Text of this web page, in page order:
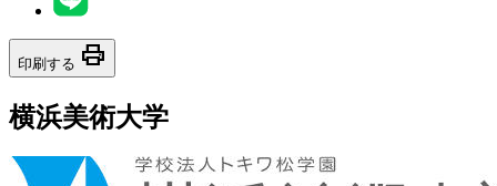
印刷する print
横浜美術大学